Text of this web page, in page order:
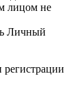
лицом не
Личный
регистрации